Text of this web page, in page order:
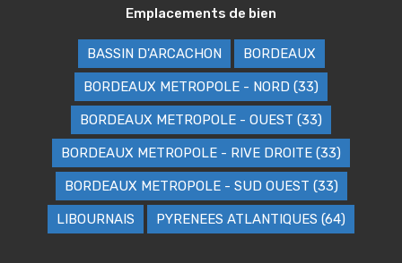
Emplacements de bien
BASSIN D'ARCACHON BORDEAUX
BORDEAUX METROPOLE - NORD (33)
BORDEAUX METROPOLE - OUEST (33)
BORDEAUX METROPOLE - RIVE DROITE (33)
BORDEAUX METROPOLE - SUD OUEST (33)
LIBOURNAIS PYRENEES ATLANTIQUES (64)